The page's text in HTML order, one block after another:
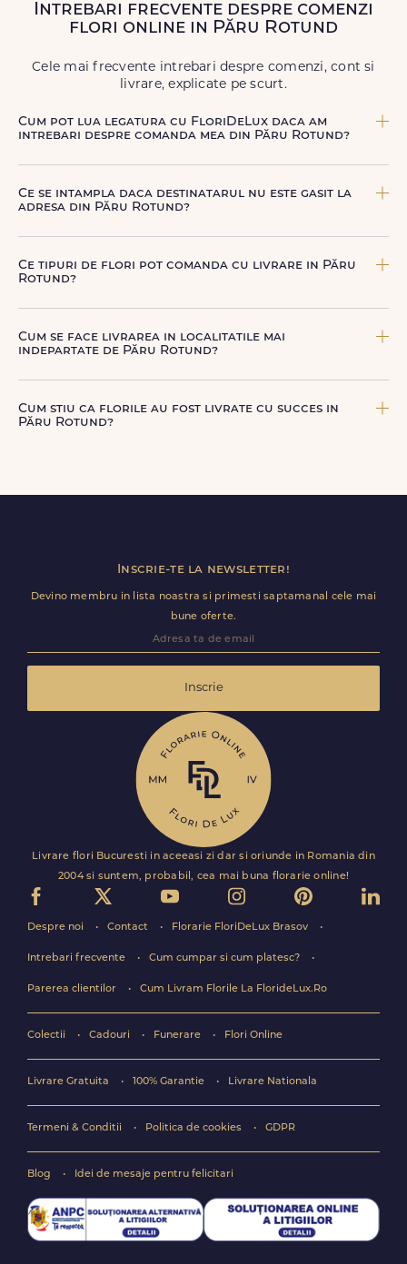
Livrăm buchete de flori chiar și înweekend, pentru ca tu
Intrebari frecvente despre comenzi
flori online in Păru Rotund
Cele mai frecvente intrebari despre comenzi, cont si
livrare, explicate pe scurt.
Cum pot lua legatura cu FloriDeLux daca am
intrebari despre comanda mea din Păru Rotund?
pentru comenzile cu livrare in Păru Rotund. Ne poti
contacta oricand pentru informatii despre comanda,
Ce se intampla daca destinatarul nu este gasit la
adresa din Păru Rotund?
numarul de telefon oferit. Daca nu poate preda comanda,
te contactam pentru o solutie rapida (reprogramare sau
Ce tipuri de flori pot comanda cu livrare in Păru
Rotund?
aniversari, onomastici, sarbatori, evenimente speciale sau
gesturi spontane, toate create din flori naturale proaspete.
Cum se face livrarea in localitatile mai
indepartate de Păru Rotund?
nostri dedicati sau ai optiunea de livrare la cutie, prin
firma de curierat, cu un cost mai avantajos si ambalare
Cum stiu ca florile au fost livrate cu succes in
Păru Rotund?
confirma ca buchetul a ajuns la destinatar in Păru Rotund.
Inscrie-te la newsletter!
Devino membru in lista noastra si primesti saptamanal cele mai
bune oferte.
Inscrie
Livrare flori Bucuresti in aceeasi zi dar si oriunde in Romania din
2004 si suntem, probabil, cea mai buna florarie online!
Despre noi Contact Florarie FloriDeLux Brasov
Intrebari frecvente Cum cumpar si cum platesc?
Parerea clientilor Cum Livram Florile La FlorideLux.Ro
Colectii Cadouri Funerare Flori Online
Livrare Gratuita 100% Garantie Livrare Nationala
Termeni & Conditii Politica de cookies GDPR
Blog Idei de mesaje pentru felicitari